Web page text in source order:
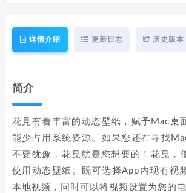
详情介绍 更新日志 历史版本
简介
花見有着丰富的动态壁纸，赋予Mac桌
能少占用系统资源。如果您还在寻找
不要犹豫，花見就是您想要的！花見，
使用动态壁纸。既可选择App内现有视
本地视频，同时可以将视频设置为您的电